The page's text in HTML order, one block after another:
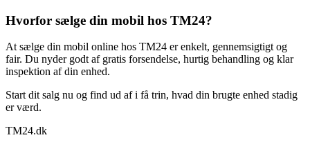
Hvorfor sælge din mobil hos TM24?
At sælge din mobil online hos TM24 er enkelt, gennemsigtigt og
fair. Du nyder godt af gratis forsendelse, hurtig behandling og klar
inspektion af din enhed.
Start dit salg nu og find ud af i få trin, hvad din brugte enhed stadig
er værd.
TM24.dk